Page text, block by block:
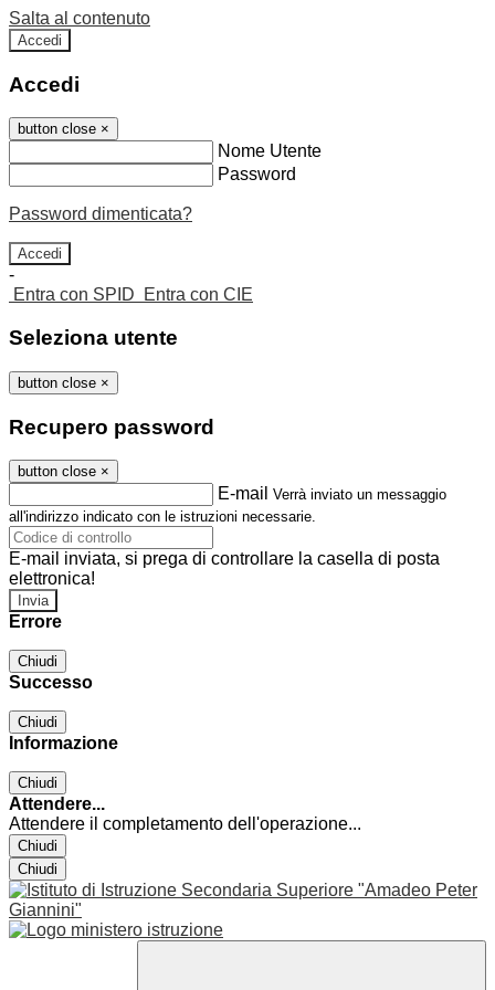
Salta al contenuto
Accedi
Accedi
button close ×
Nome Utente
Password
Password dimenticata?
-
Entra con SPID
Entra con CIE
Seleziona utente
button close ×
Recupero password
button close ×
E-mail Verrà inviato un messaggio
all'indirizzo indicato con le istruzioni necessarie.
E-mail inviata, si prega di controllare la casella di posta
elettronica!
Errore
Chiudi
Successo
Chiudi
Informazione
Chiudi
Attendere...
Attendere il completamento dell'operazione...
Chiudi
Chiudi